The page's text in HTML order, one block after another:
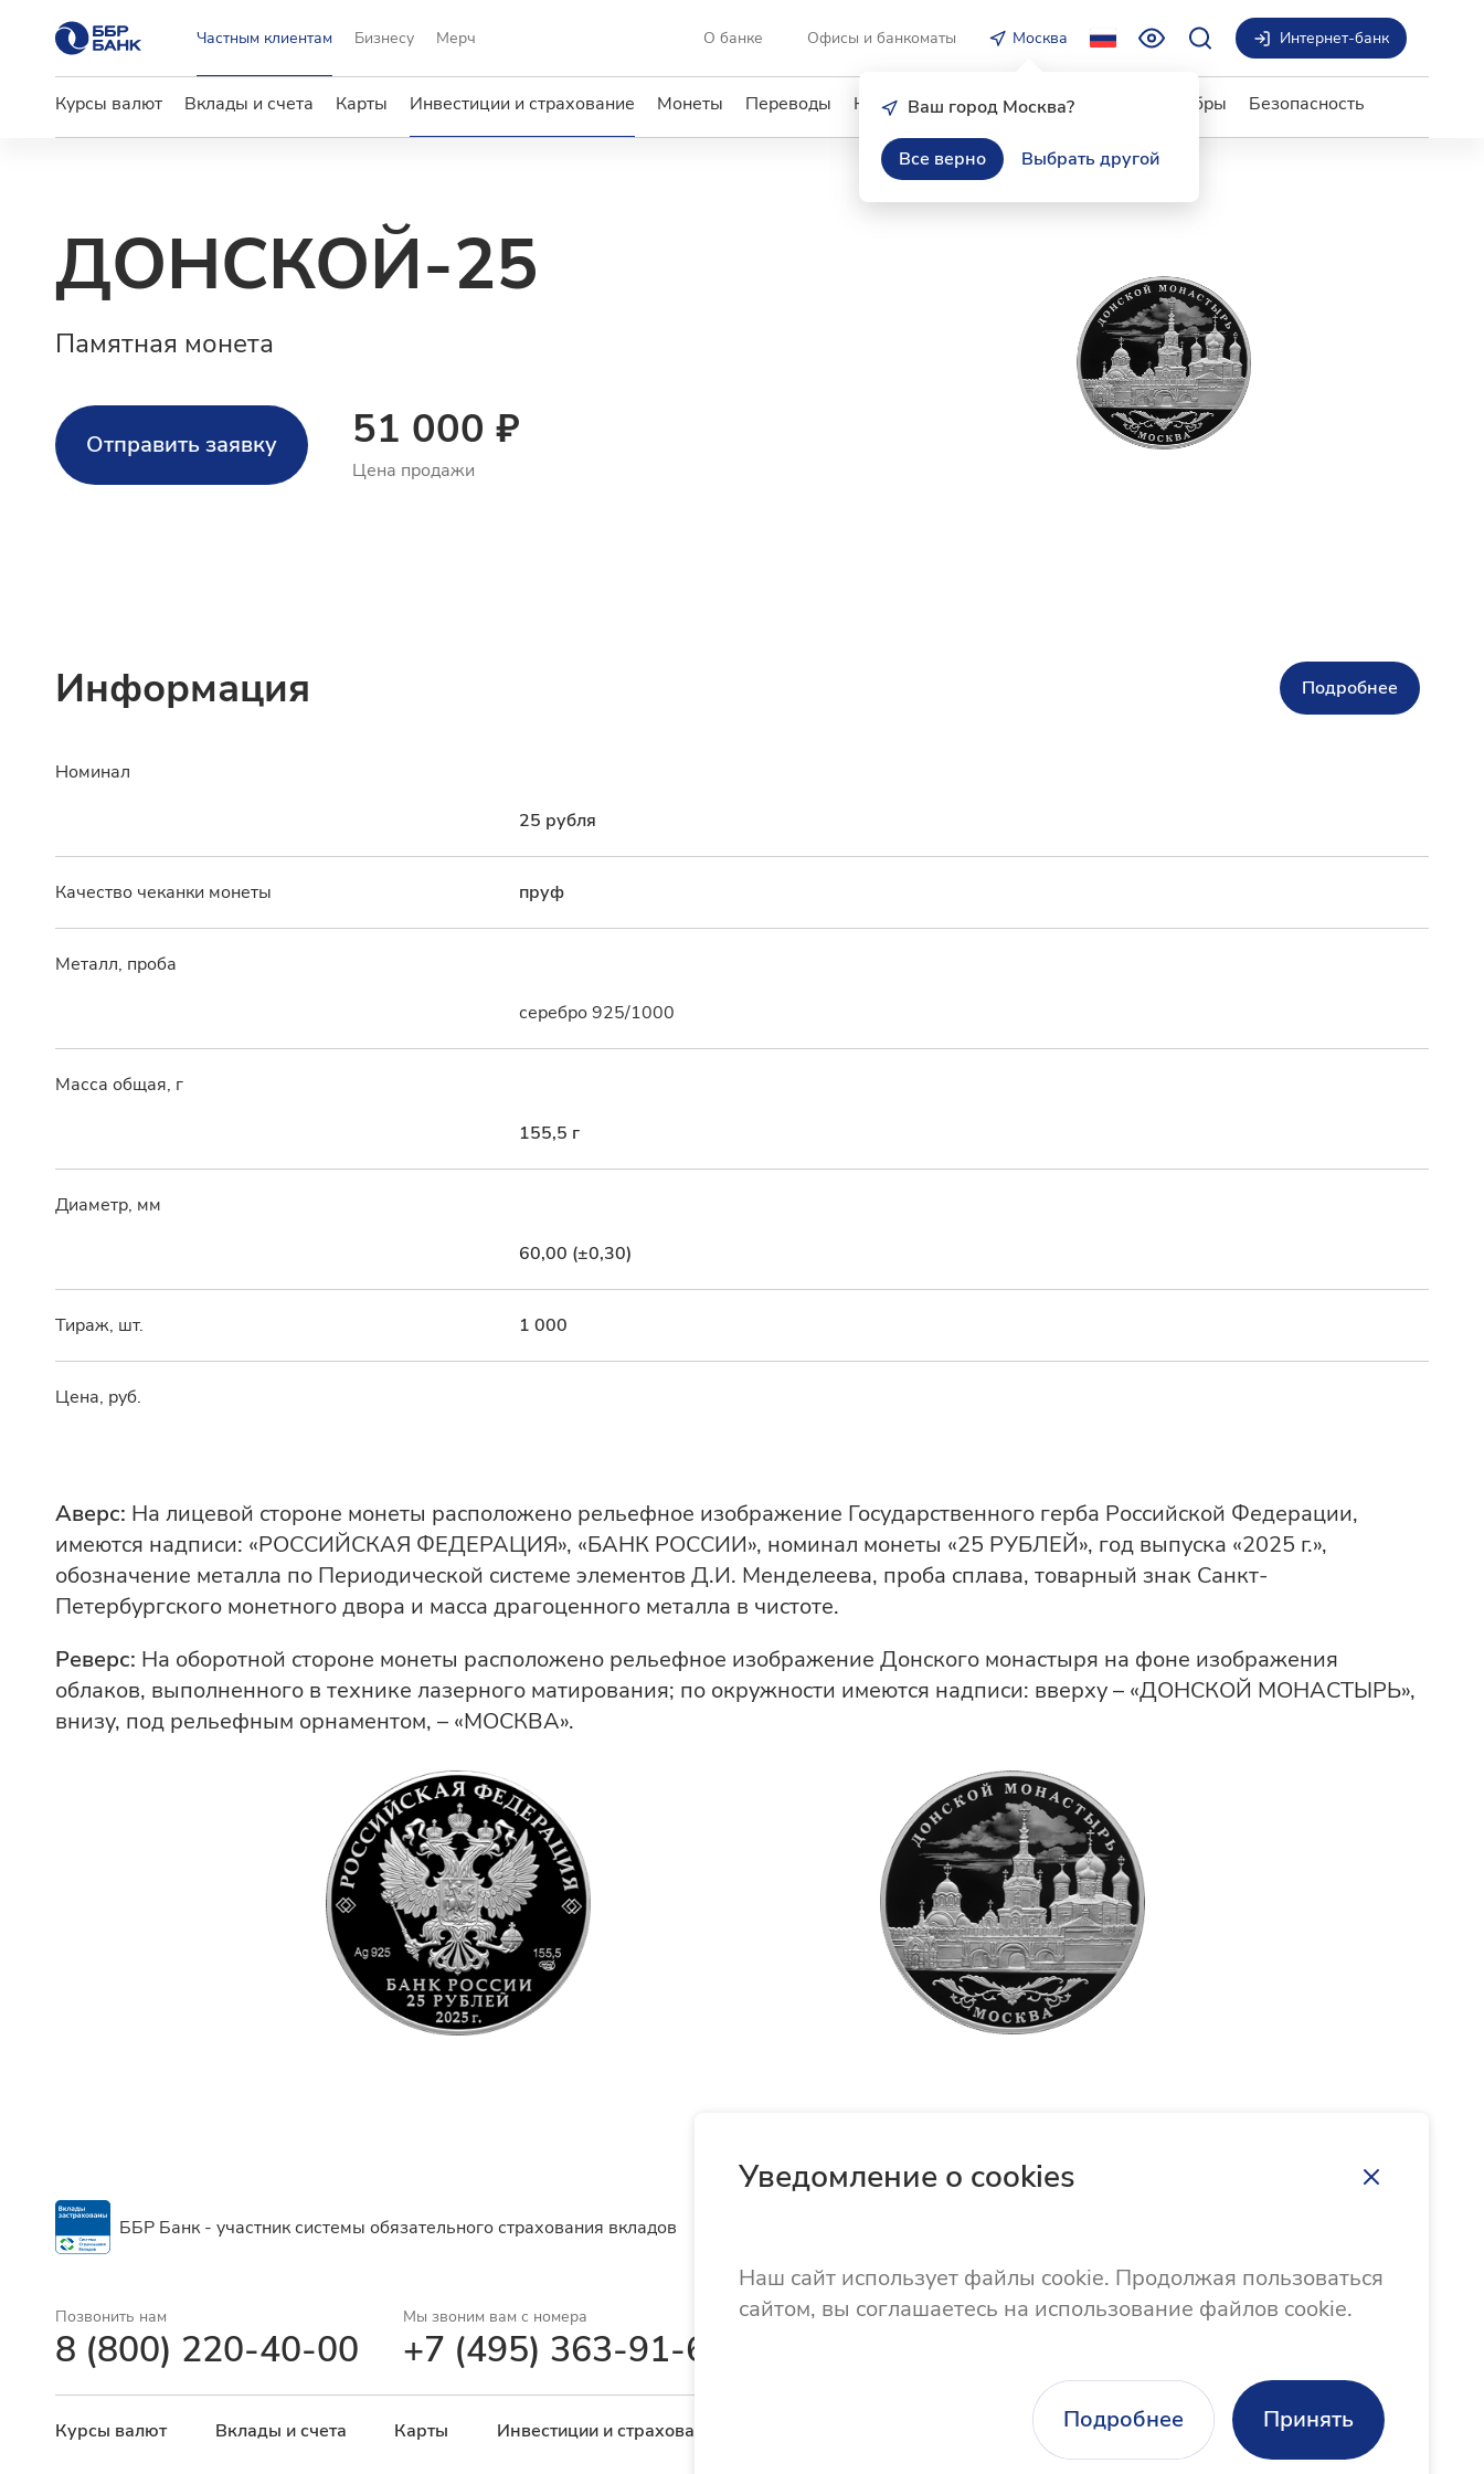
Частным клиентам Бизнесу Мерч О банке Офисы и банкоматы Москва Интернет-банк
Ваш город Москва?
Все верно Выбрать другой
Курсы валют Вклады и счета Карты Инвестиции и страхование Монеты Переводы Кредиты Услуги и сервисы Бобры добры Безопасность
ДОНСКОЙ-25
Памятная монета
Отправить заявку 51 000 ₽
Цена продажи
Информация Подробнее
Номинал
25 рубля
Качество чеканки монеты пруф
Металл, проба
серебро 925/1000
Масса общая, г
155,5 г
Диаметр, мм
60,00 (±0,30)
Тираж, шт. 1 000
Цена, руб.
Аверс: На лицевой стороне монеты расположено рельефное изображение Государственного герба Российской Федерации,
имеются надписи: «РОССИЙСКАЯ ФЕДЕРАЦИЯ», «БАНК РОССИИ», номинал монеты «25 РУБЛЕЙ», год выпуска «2025 г.»,
обозначение металла по Периодической системе элементов Д.И. Менделеева, проба сплава, товарный знак Санкт-
Петербургского монетного двора и масса драгоценного металла в чистоте.
Реверс: На оборотной стороне монеты расположено рельефное изображение Донского монастыря на фоне изображения
облаков, выполненного в технике лазерного матирования; по окружности имеются надписи: вверху – «ДОНСКОЙ МОНАСТЫРЬ»,
внизу, под рельефным орнаментом, – «МОСКВА».
ББР Банк - участник системы обязательного страхования вкладов
Памятка по порядку работы с обращениями
Позвонить нам
8 (800) 220-40-00
Мы звоним вам с номера
+7 (495) 363-91-62
Курсы валют Вклады и счета Карты Инвестиции и страхование Кредиты Бобры добры Безопасность
Уведомление о cookies
Наш сайт использует файлы cookie. Продолжая пользоваться
сайтом, вы соглашаетесь на использование файлов cookie.
Подробнее Принять